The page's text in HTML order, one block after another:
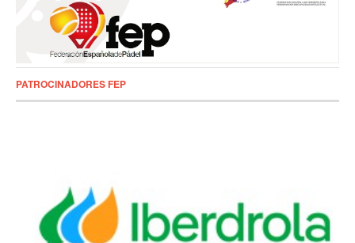
PATROCINADORES FEP